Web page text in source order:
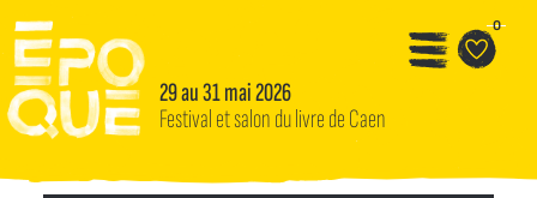
Aller au contenu principal
29 au 31 mai 2026
Festival et salon du livre de Caen
0
Panneau de gestion des cookies